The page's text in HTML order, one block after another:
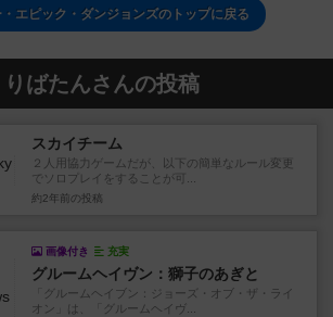
エピック・ダンジョンズのトップに戻る
りばたんさんの投稿
スカイチーム
２人用協力ゲームだが、以下の簡単なルール変更
でソロプレイをすることが可...
約2年前 の投稿
画像付き 充実
グルームヘイヴン：獅子のあぎと
「グルームヘイブン：ジョーズ・オブ・ザ・ライ
オン」は、「グルームヘイヴ...